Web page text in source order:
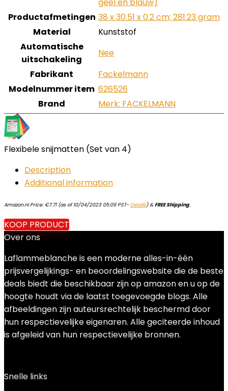
Productafmetingen ‎38 x 30.51 x 0.2 cm; 281.23 gram
Material
‎Kunststof
Automatische
uitschakeling
‎Nee
Fabrikant
‎Fackelmann
Modelnummer item ‎626526
Brand
Merk: FACKELMANN
Flexibele snijmatten (Set van 4)
Description
Additional information
Amazon.nl Price: €7.71(as of 10/04/2023 05:09 PST-Details)&FREE Shipping.
KOOP PRODUCT
Over ons
Laflammeblanche is een moderne alles-in-één
prijsvergelijkings- en beoordelingswebsite die de beste
deals biedt die beschikbaar zijn op amazon en u op de
hoogte houdt via de laatst toegevoegde blogs. Alle
afbeeldingen zijn auteursrechtelijk beschermd door
hun respectievelijke eigenaren. Alle geciteerde inhoud
is afgeleid van hun respectievelijke bronnen.
Snelle links